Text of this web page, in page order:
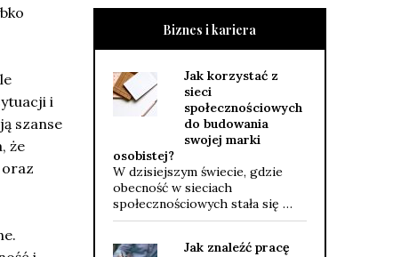
i
szanse
że
Biznes i kariera
Jak korzystać z
sieci
społecznościowych
do budowania
swojej marki
osobistej?
W dzisiejszym świecie, gdzie
obecność w sieciach
społecznościowych stała się …
Jak znaleźć pracę